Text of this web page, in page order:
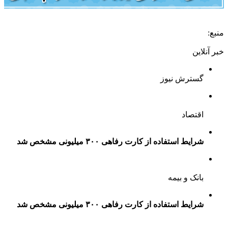
منبع:
خبر آنلاین
گسترش نیوز
اقتصاد
شرایط استفاده از کارت رفاهی ۳۰۰ میلیونی مشخص شد
بانک و بیمه
شرایط استفاده از کارت رفاهی ۳۰۰ میلیونی مشخص شد